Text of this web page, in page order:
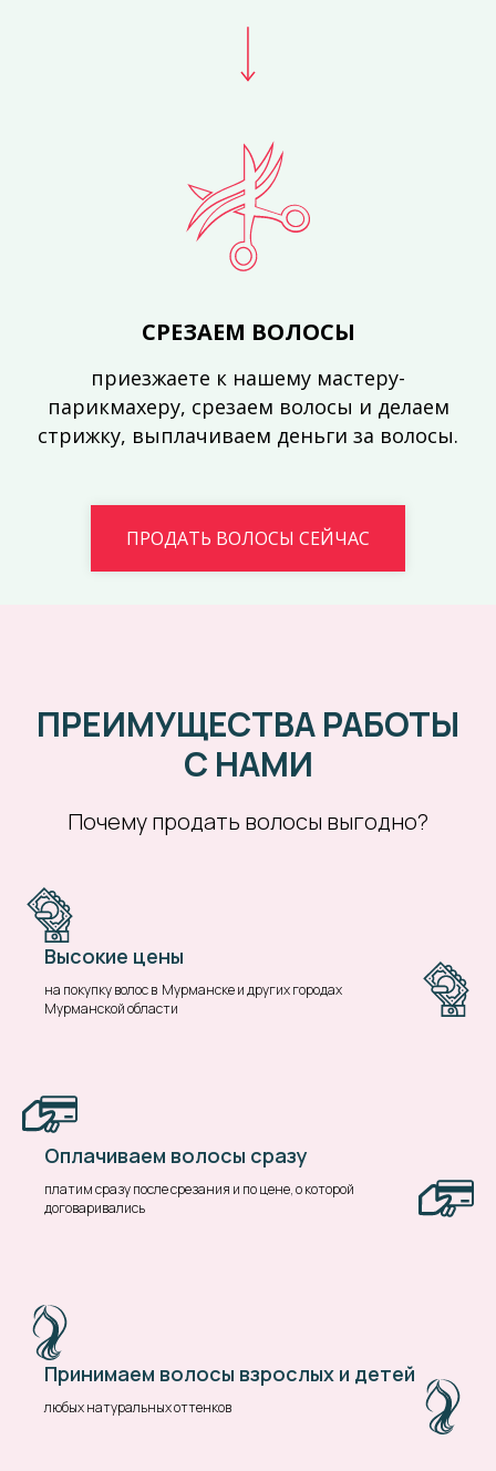
СРЕЗАЕМ ВОЛОСЫ
приезжаете к нашему мастеру-
парикмахеру, срезаем волосы и делаем
стрижку, выплачиваем деньги за волосы.
ПРОДАТЬ ВОЛОСЫ СЕЙЧАС
ПРЕИМУЩЕСТВА РАБОТЫ
С НАМИ
Почему продать волосы выгодно?
Высокие цены
на покупку волос в Мурманске и других городах
Мурманской области
Оплачиваем волосы сразу
платим сразу после срезания и по цене, о которой
договаривались
Принимаем волосы взрослых и детей
любых натуральных оттенков